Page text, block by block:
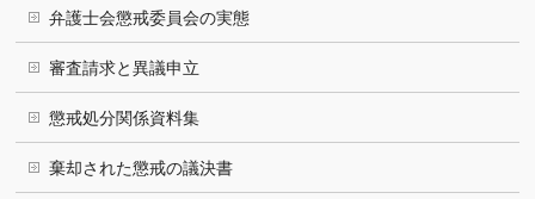
弁護士会懲戒委員会の実態
審査請求と異議申立
懲戒処分関係資料集
棄却された懲戒の議決書